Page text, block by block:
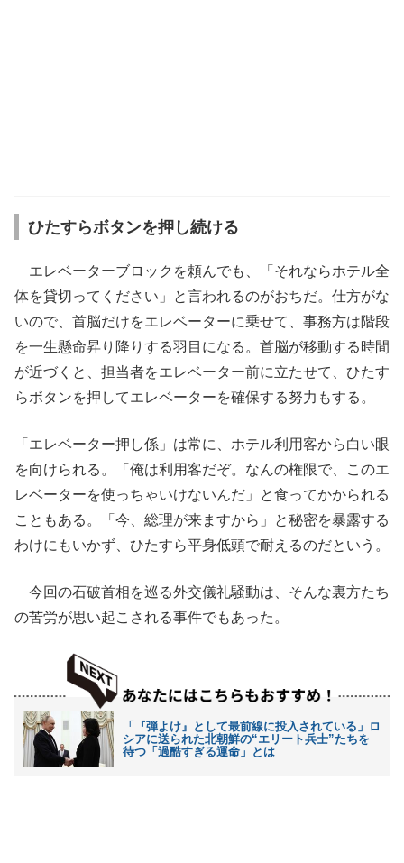
ひたすらボタンを押し続ける
エレベーターブロックを頼んでも、「それならホテル全
体を貸切ってください」と言われるのがおちだ。仕方がな
いので、首脳だけをエレベーターに乗せて、事務方は階段
を一生懸命昇り降りする羽目になる。首脳が移動する時間
が近づくと、担当者をエレベーター前に立たせて、ひたす
らボタンを押してエレベーターを確保する努力もする。
「エレベーター押し係」は常に、ホテル利用客から白い眼
を向けられる。「俺は利用客だぞ。なんの権限で、このエ
レベーターを使っちゃいけないんだ」と食ってかかられる
こともある。「今、総理が来ますから」と秘密を暴露する
わけにもいかず、ひたすら平身低頭で耐えるのだという。
今回の石破首相を巡る外交儀礼騒動は、そんな裏方たち
の苦労が思い起こされる事件でもあった。
「『弾よけ』として最前線に投入されている」ロ
シアに送られた北朝鮮の“エリート兵士”たちを
待つ「過酷すぎる運命」とは